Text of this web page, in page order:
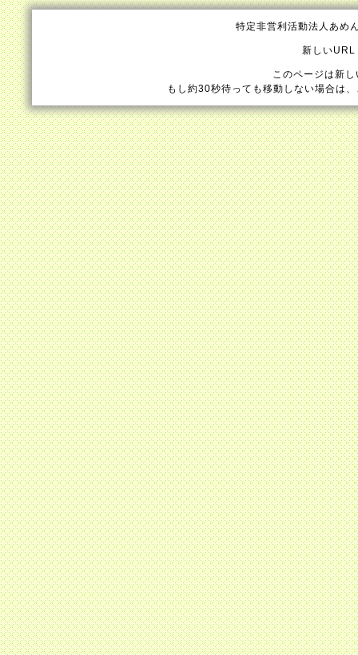
特定非営利活動法人あめ
新しい
このページは新
もし約30秒待っても移動しない場合は